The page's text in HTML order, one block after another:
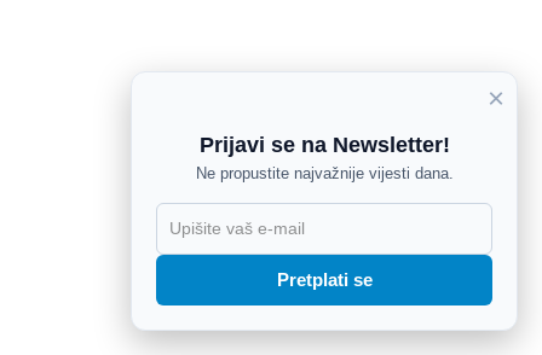
×
Prijavi se na Newsletter!
Ne propustite najvažnije vijesti dana.
Pretplati se